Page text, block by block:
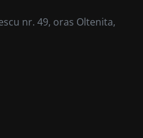
nr. 49, oras Oltenita,